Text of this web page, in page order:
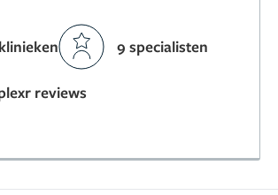
9 specialisten
reviews